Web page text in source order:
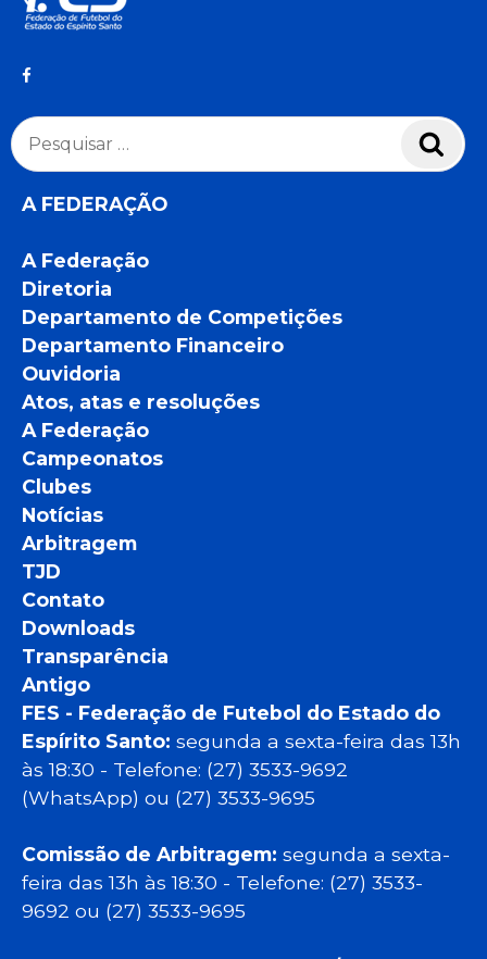
Pesquisar
por:
A FEDERAÇÃO
A Federação
Diretoria
Departamento de Competições
Departamento Financeiro
Ouvidoria
Atos, atas e resoluções
A Federação
Campeonatos
Clubes
Notícias
Arbitragem
TJD
Contato
Downloads
Transparência
Antigo
FES - Federação de Futebol do Estado do
Espírito Santo: segunda a sexta-feira das 13h
às 18:30 - Telefone: (27) 3533-9692
(WhatsApp) ou (27) 3533-9695
Comissão de Arbitragem: segunda a sexta-
feira das 13h às 18:30 - Telefone: (27) 3533-
9692 ou (27) 3533-9695